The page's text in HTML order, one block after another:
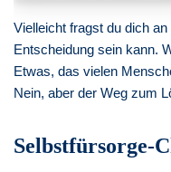
Vielleicht fragst du dich
Entscheidung sein kann.
Etwas, das vielen
Nein, aber der Weg zum
Selbstfürsorge-